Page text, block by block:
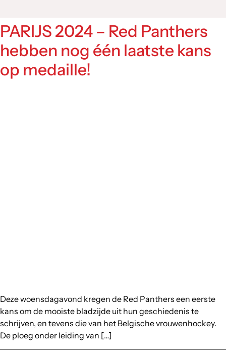
PARIJS 2024 – Red Panthers
hebben nog één laatste kans
op medaille!
Deze woensdagavond kregen de Red Panthers een eerste
kans om de mooiste bladzijde uit hun geschiedenis te
schrijven, en tevens die van het Belgische vrouwenhockey.
De ploeg onder leiding van […]